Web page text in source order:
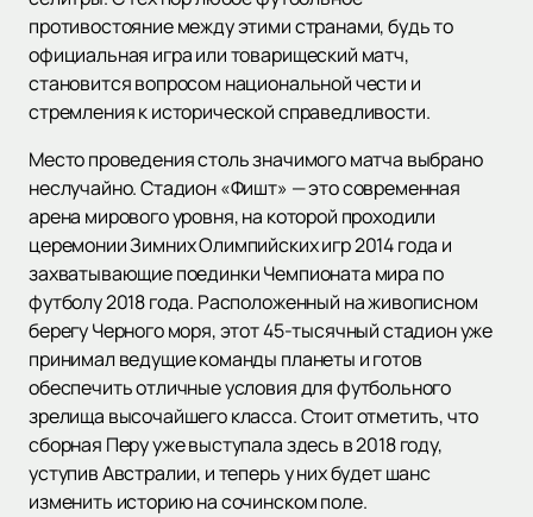
противостояние между этими странами, будь то
официальная игра или товарищеский матч,
становится вопросом национальной чести и
стремления к исторической справедливости.
Место проведения столь значимого матча выбрано
неслучайно. Стадион «Фишт» — это современная
арена мирового уровня, на которой проходили
церемонии Зимних Олимпийских игр 2014 года и
захватывающие поединки Чемпионата мира по
футболу 2018 года. Расположенный на живописном
берегу Черного моря, этот 45-тысячный стадион уже
принимал ведущие команды планеты и готов
обеспечить отличные условия для футбольного
зрелища высочайшего класса. Стоит отметить, что
сборная Перу уже выступала здесь в 2018 году,
уступив Австралии, и теперь у них будет шанс
изменить историю на сочинском поле.